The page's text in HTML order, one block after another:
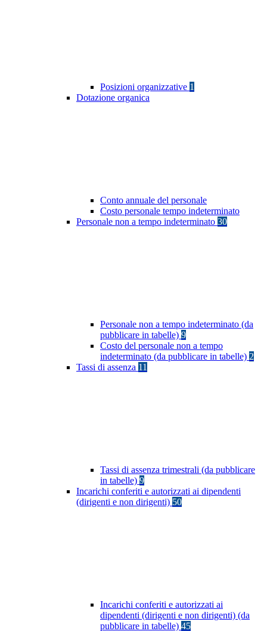
Posizioni organizzative 1
Dotazione organica
Conto annuale del personale
Costo personale tempo indeterminato
Personale non a tempo indeterminato 30
Personale non a tempo indeterminato (da
pubblicare in tabelle) 9
Costo del personale non a tempo
indeterminato (da pubblicare in tabelle) 2
Tassi di assenza 11
Tassi di assenza trimestrali (da pubblicare
in tabelle) 9
Incarichi conferiti e autorizzati ai dipendenti
(dirigenti e non dirigenti) 50
Incarichi conferiti e autorizzati ai
dipendenti (dirigenti e non dirigenti) (da
pubblicare in tabelle) 45